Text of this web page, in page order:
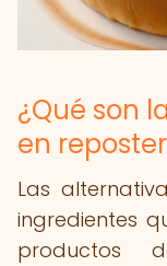
¿Qué son
en
Las
ingredientes
productos